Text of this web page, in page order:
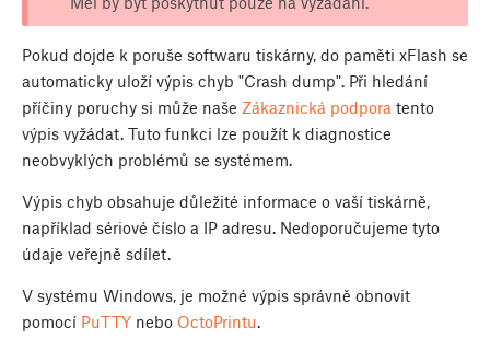
Pokud dojde k poruše softwaru tiskárny, do paměti xFlash se
automaticky uloží výpis chyb "Crash dump". Při hledání
příčiny poruchy si může naše Zákaznická podpora tento
výpis vyžádat. Tuto funkci lze použít k diagnostice
neobvyklých problémů se systémem.
Výpis chyb obsahuje důležité informace o vaší tiskárně,
například sériové číslo a IP adresu. Nedoporučujeme tyto
údaje veřejně sdílet.
V systému Windows, je možné výpis správně obnovit
pomocí PuTTY nebo OctoPrintu.